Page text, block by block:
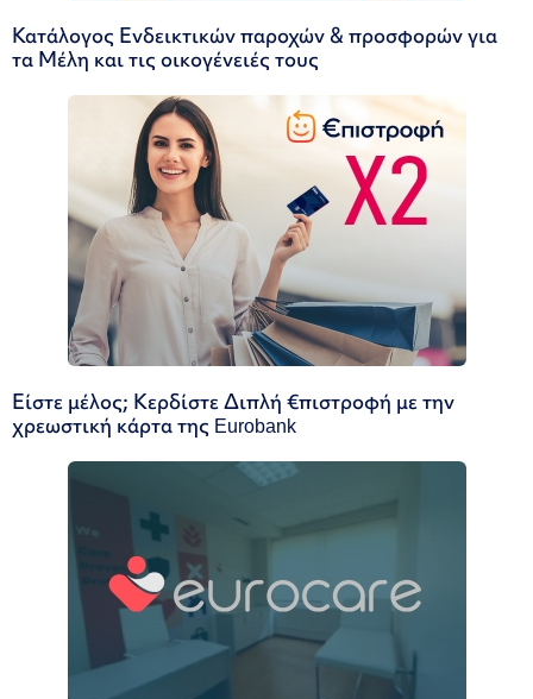
Κατάλογος Ενδεικτικών παροχών & προσφορών για
τα Μέλη και τις οικογένειές τους
Είστε μέλος; Κερδίστε Διπλή €πιστροφή με την
χρεωστική κάρτα της Eurobank